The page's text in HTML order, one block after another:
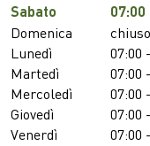
Sabato 07:00
Domenica
chiuso
Lunedì
07:00
Martedì
07:00
Mercoledì
07:00
Giovedì
07:00
Venerdì
07:00